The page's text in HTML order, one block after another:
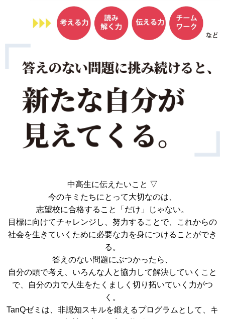
中高生に伝えたいこと ▽
今のキミたちにとって大切なのは、
志望校に合格すること「だけ」じゃない。
目標に向けてチャレンジし、努力することで、これからの
社会を生きていくために必要な力を身につけることができ
る。
答えのない問題にぶつかったら、
自分の頭で考え、いろんな人と協力して解決していくこと
で、自分の力で人生をたくましく切り拓いていく力がつ
く。
TanQゼミは、非認知スキルを鍛えるプログラムとして、キ